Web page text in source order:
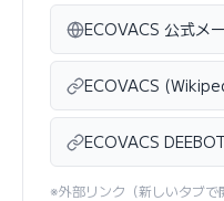
ECOVACS 公式メ
ECOVACS
ECOVACS
※外部リンク（新しいタブ